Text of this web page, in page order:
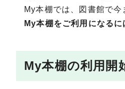
My本棚では、図書館で
My本棚をご利用になる
My本棚の利用開